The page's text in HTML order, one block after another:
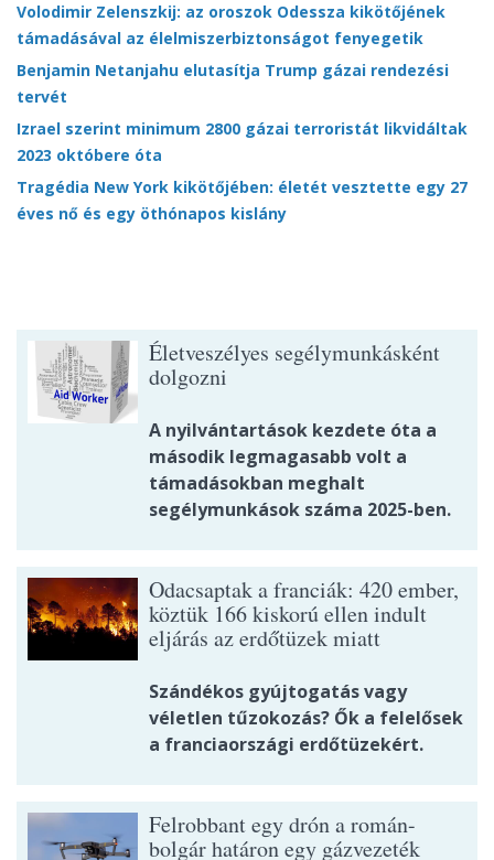
Volodimir Zelenszkij: az oroszok Odessza kikötőjének
támadásával az élelmiszerbiztonságot fenyegetik
Benjamin Netanjahu elutasítja Trump gázai rendezési
tervét
Izrael szerint minimum 2800 gázai terroristát likvidáltak
2023 októbere óta
Tragédia New York kikötőjében: életét vesztette egy 27
éves nő és egy öthónapos kislány
Életveszélyes segélymunkásként
dolgozni
A nyilvántartások kezdete óta a
második legmagasabb volt a
támadásokban meghalt
segélymunkások száma 2025-ben.
Odacsaptak a franciák: 420 ember,
köztük 166 kiskorú ellen indult
eljárás az erdőtüzek miatt
Szándékos gyújtogatás vagy
véletlen tűzokozás? Ők a felelősek
a franciaországi erdőtüzekért.
Felrobbant egy drón a román-
bolgár határon egy gázvezeték